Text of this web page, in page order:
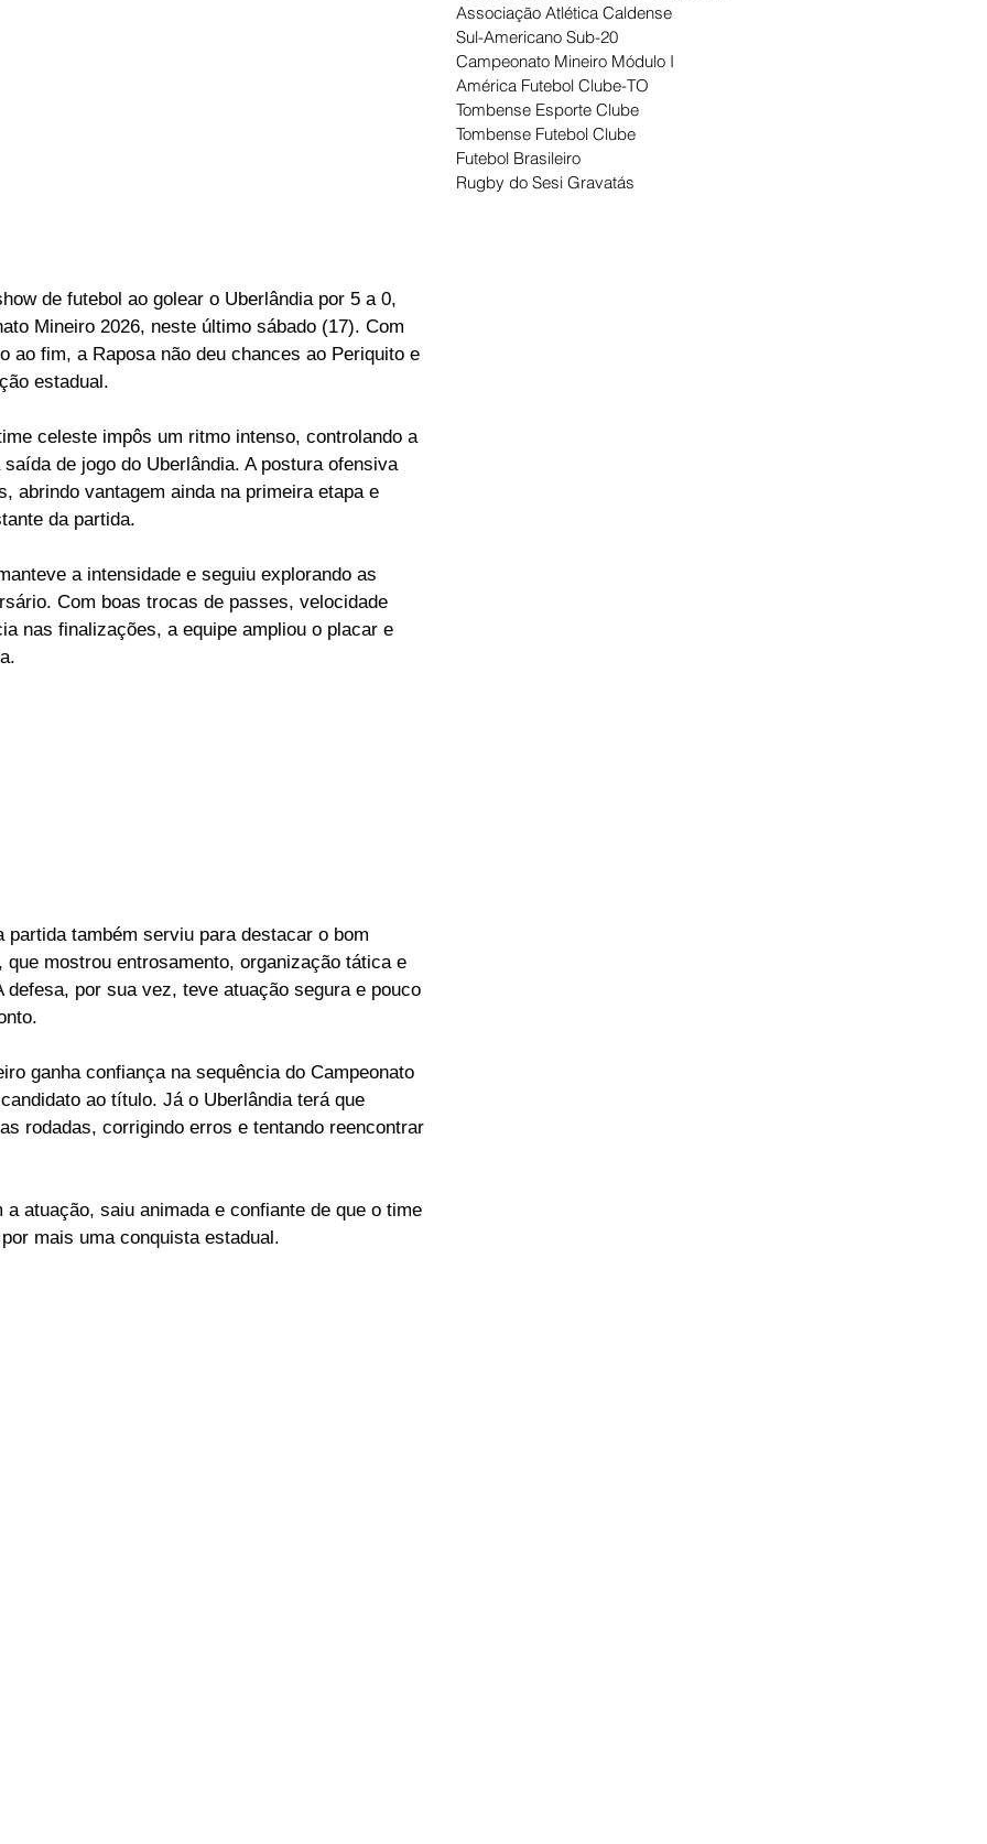
de futebol ao golear o Uberlândia por 5 a 0,
Mineiro 2026, neste último sábado (17). Com
ao fim, a Raposa não deu chances ao Periquito e
estadual.
celeste impôs um ritmo intenso, controlando a
de jogo do Uberlândia. A postura ofensiva
abrindo vantagem ainda na primeira etapa e
da partida.
a intensidade e seguiu explorando as
Com boas trocas de passes, velocidade
nas finalizações, a equipe ampliou o placar e
também serviu para destacar o bom
que mostrou entrosamento, organização tática e
defesa, por sua vez, teve atuação segura e pouco
ganha confiança na sequência do Campeonato
ao título. Já o Uberlândia terá que
rodadas, corrigindo erros e tentando reencontrar
atuação, saiu animada e confiante de que o time
mais uma conquista estadual.
Associação Atlética Caldense
Sul-Americano Sub-20
Campeonato Mineiro Módulo I
América Futebol Clube-TO
Tombense Esporte Clube
Tombense Futebol Clube
Futebol Brasileiro
Rugby do Sesi Gravatás